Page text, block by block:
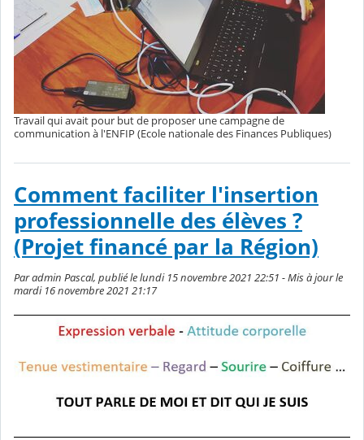
Travail qui avait pour but de proposer une campagne de
communication à l'ENFIP (Ecole nationale des Finances Publiques)
Comment faciliter l'insertion
professionnelle des élèves ?
(Projet financé par la Région)
Par admin Pascal, publié le lundi 15 novembre 2021 22:51 - Mis à jour le
mardi 16 novembre 2021 21:17